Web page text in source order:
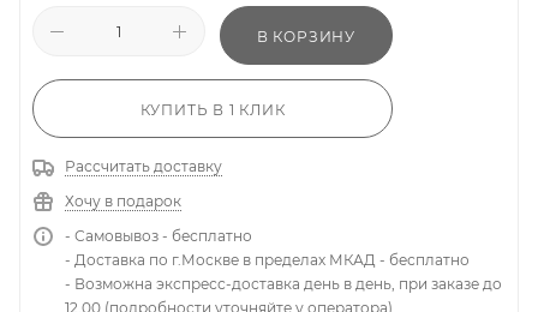
В КОРЗИНУ
КУПИТЬ В 1 КЛИК
Рассчитать доставку
Хочу в подарок
- Самовывоз - бесплатно
- Доставка по г.Москве в пределах МКАД - бесплатно
- Возможна экспресс-доставка день в день, при заказе до
12.00 (подробности уточняйте у оператора)